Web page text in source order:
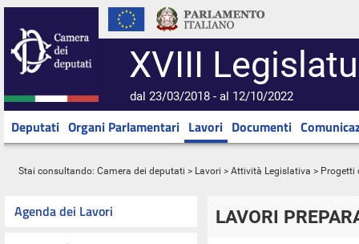
XVIII
dal 23/03/2018 - al 12/10/2022
Deputati Organi Parlamentari Lavori Documenti
Stai consultando: Camera dei deputati > Lavori > Attività Legislativa > Progetti
Agenda dei Lavori
LAVORI